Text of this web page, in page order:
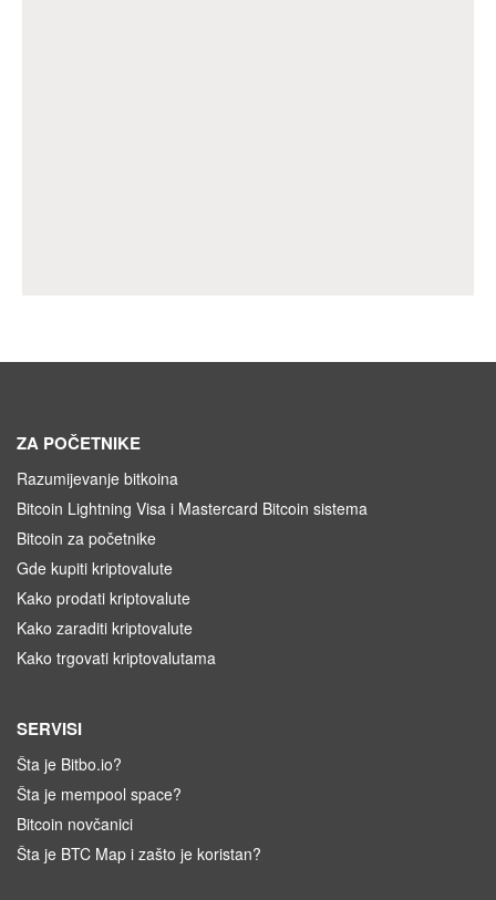
ZA POČETNIKE
Razumijevanje bitkoina
Bitcoin Lightning Visa i Mastercard Bitcoin sistema
Bitcoin za početnike
Gde kupiti kriptovalute
Kako prodati kriptovalute
Kako zaraditi kriptovalute
Kako trgovati kriptovalutama
SERVISI
Šta je Bitbo.io?
Šta je mempool space?
Bitcoin novčanici
Šta je BTC Map i zašto je koristan?